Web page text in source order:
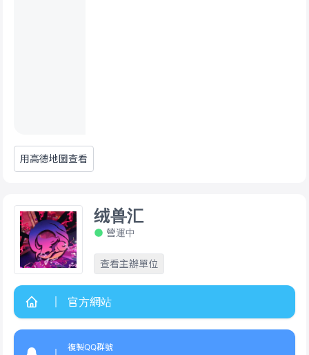
用高德地圖查看
绒兽汇
營運中
查看主辦單位
官方網站
複製QQ群號